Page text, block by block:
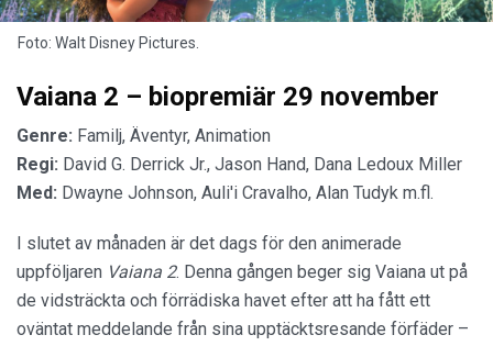
Foto: Walt Disney Pictures.
Vaiana 2 – biopremiär 29 november
Genre: Familj, Äventyr, Animation
Regi: David G. Derrick Jr., Jason Hand, Dana Ledoux Miller
Med: Dwayne Johnson, Auli'i Cravalho, Alan Tudyk m.fl.
I slutet av månaden är det dags för den animerade
uppföljaren Vaiana 2. Denna gången beger sig Vaiana ut på
de vidsträckta och förrädiska havet efter att ha fått ett
oväntat meddelande från sina upptäcktsresande förfäder –